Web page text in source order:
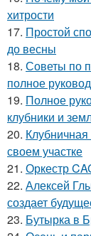
хитрости
17. Простой
до весны
18. Советы по
полное
19. Полное
клубники и
20. Клубничная
своем участке
21. Оркестр
22. Алексей
создает
23. Бутырка в